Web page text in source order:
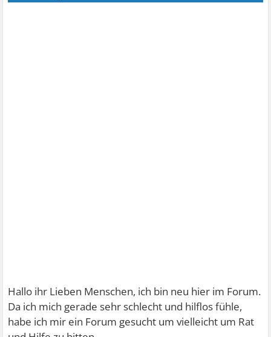
Hallo ihr Lieben Menschen, ich bin neu hier im Forum.
Da ich mich gerade sehr schlecht und hilflos fühle,
habe ich mir ein Forum gesucht um vielleicht um Rat